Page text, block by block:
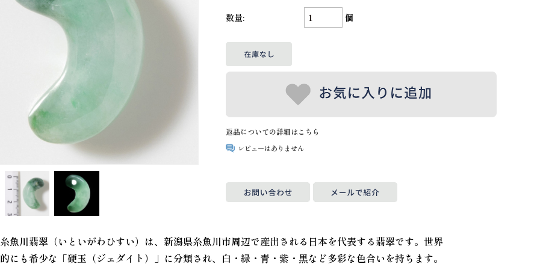
数量: 個
返品についての詳細はこちら
レビューはありません
糸魚川翡翠（いといがわひすい）は、新潟県糸魚川市周辺で産出される日本を代表する翡翠です。世界
的にも希少な「硬玉（ジェダイト）」に分類され、白・緑・青・紫・黒など多彩な色合いを持ちます。